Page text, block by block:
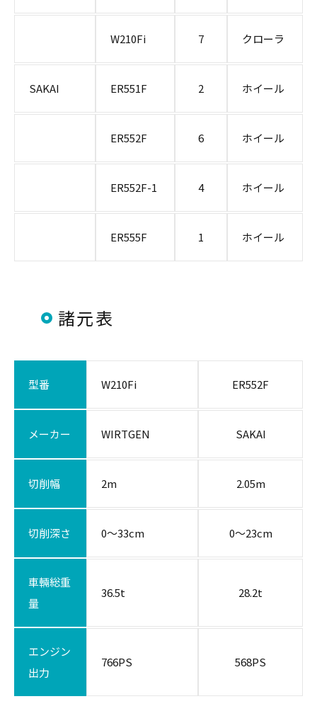
W210Fi 7 クローラ
SAKAI ER551F 2 ホイール
ER552F 6 ホイール
ER552F-1 4 ホイール
ER555F 1 ホイール
諸元表
型番 W210Fi ER552F
メーカー WIRTGEN SAKAI
切削幅 2m 2.05m
切削深さ 0～33cm 0～23cm
車輛総重
量
36.5t 28.2t
エンジン
出力
766PS 568PS